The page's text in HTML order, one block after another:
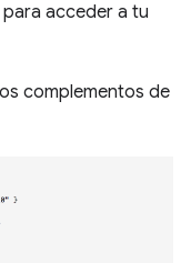
acceder a tu
complementos de